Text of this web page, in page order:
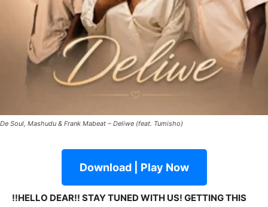
De Soul, Mashudu & Frank Mabeat – Deliwe (feat. Tumisho)
Download | Play Now
!!HELLO DEAR!! STAY TUNED WITH US! GETTING THIS